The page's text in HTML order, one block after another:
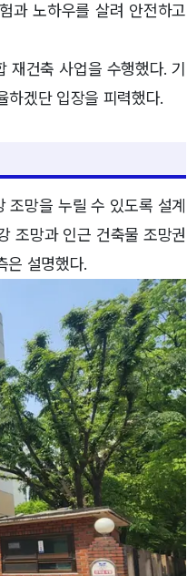
과 노하우를 살려 안전하고
건축 사업을 수행했다. 기
하겠단 입장을 피력했다.
망을 누릴 수 있도록 설계
조망과 인근 건축물 조망권
은 설명했다.